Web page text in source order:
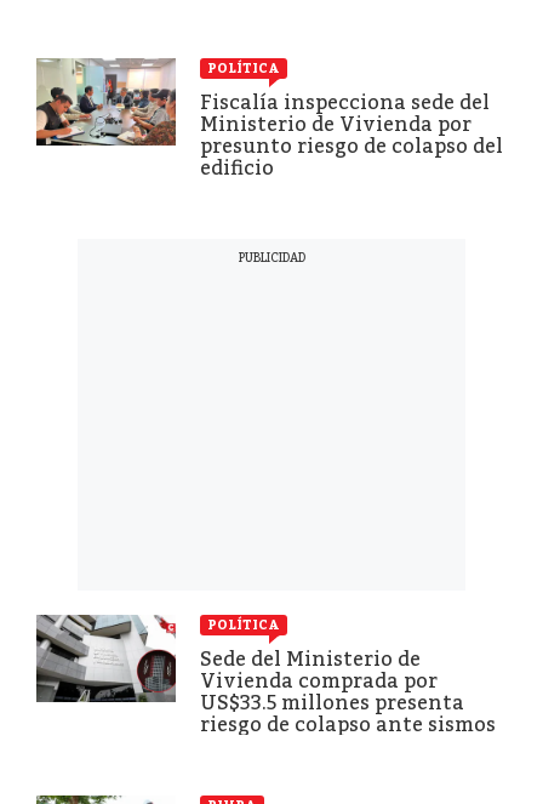
POLÍTICA
Fiscalía inspecciona sede del
Ministerio de Vivienda por
presunto riesgo de colapso del
edificio
POLÍTICA
Sede del Ministerio de
Vivienda comprada por
US$33.5 millones presenta
riesgo de colapso ante sismos